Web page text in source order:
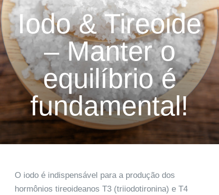
Iodo & Tireoide
– Manter o
equilíbrio é
fundamental!
O iodo é indispensável para a produção dos
hormônios tireoideanos T3 (triiodotironina) e T4